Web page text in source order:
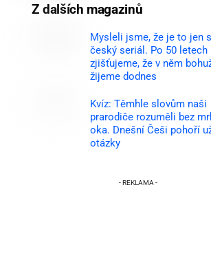
Z dalších magazinů
Mysleli jsme, že je to jen
český seriál. Po 50 letech
zjišťujeme, že v něm
žijeme dodnes
Kvíz: Těmhle slovům naši
prarodiče rozuměli bez
oka. Dnešní Češi pohoří
otázky